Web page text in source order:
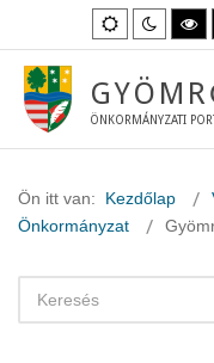
mód
Éjszakai
mód
ÖNKORMÁNYZATI
Ön itt van: Kezdőlap
Önkormányzat